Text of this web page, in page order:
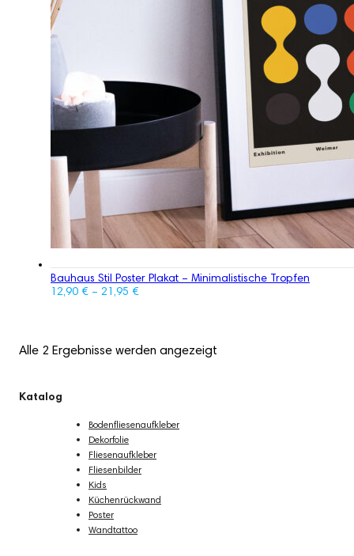
Bauhaus Stil Poster Plakat – Minimalistische Tropfen
12,90 € – 21,95 €
Alle 2 Ergebnisse werden angezeigt
Katalog
Bodenfliesenaufkleber
Dekorfolie
Fliesenaufkleber
Fliesenbilder
Kids
Küchenrückwand
Poster
Wandtattoo